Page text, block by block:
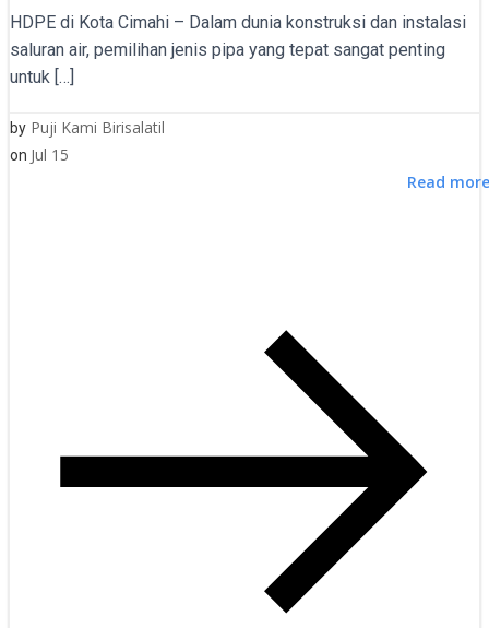
HDPE di Kota Cimahi – Dalam dunia konstruksi dan instalasi
saluran air, pemilihan jenis pipa yang tepat sangat penting
untuk […]
by Puji Kami Birisalatil
on Jul 15
Read more